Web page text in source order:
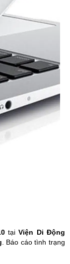
tạiViện Di Động
. Báo cáo tình trạng